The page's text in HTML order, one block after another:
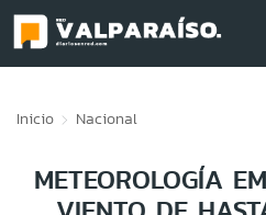
Inicio Nacional
METEOROLOGÍA